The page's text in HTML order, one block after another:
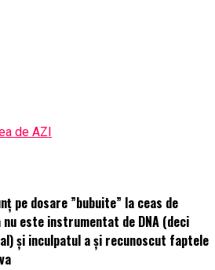
pe dosare ”bubuite” la ceas de
este instrumentat de DNA (deci
și inculpatul a și recunoscut faptele